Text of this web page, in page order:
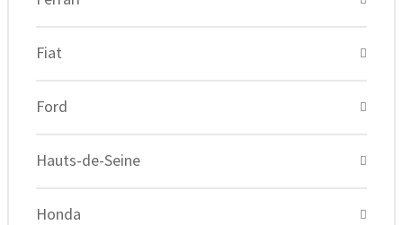
Fiat
Ford
Hauts-de-Seine
Honda